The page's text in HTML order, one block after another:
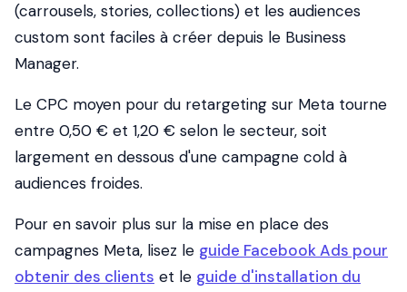
(carrousels, stories, collections) et les audiences
custom sont faciles à créer depuis le Business
Manager.
Le CPC moyen pour du retargeting sur Meta tourne
entre 0,50 € et 1,20 € selon le secteur, soit
largement en dessous d'une campagne cold à
audiences froides.
Pour en savoir plus sur la mise en place des
campagnes Meta, lisez le guide Facebook Ads pour
obtenir des clients et le guide d'installation du